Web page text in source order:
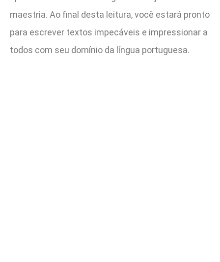
maestria. Ao final desta leitura, você estará pronto
para escrever textos impecáveis e impressionar a
todos com seu domínio da língua portuguesa.